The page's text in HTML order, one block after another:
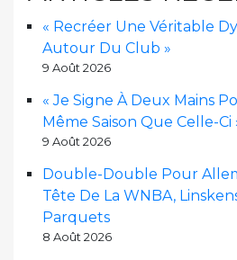
« Recréer Une Véritable
Autour Du Club »
9 Août 2026
« Je Signe À Deux Mains
Même Saison Que Celle-Ci
9 Août 2026
Double-Double Pour
Tête De La WNBA,
Parquets
8 Août 2026